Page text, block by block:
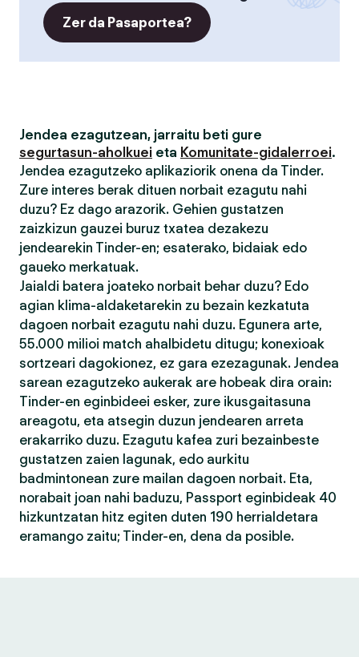
Zer da Pasaportea?
Jendea ezagutzean, jarraitu beti gure
segurtasun-aholkuei eta Komunitate-gidalerroei.
Jendea ezagutzeko aplikaziorik onena da Tinder.
Zure interes berak dituen norbait ezagutu nahi
duzu? Ez dago arazorik. Gehien gustatzen
zaizkizun gauzei buruz txatea dezakezu
jendearekin Tinder-en; esaterako, bidaiak edo
gaueko merkatuak.
Jaialdi batera joateko norbait behar duzu? Edo
agian klima-aldaketarekin zu bezain kezkatuta
dagoen norbait ezagutu nahi duzu. Egunera arte,
55.000 milioi match ahalbidetu ditugu; konexioak
sortzeari dagokionez, ez gara ezezagunak. Jendea
sarean ezagutzeko aukerak are hobeak dira orain:
Tinder-en eginbideei esker, zure ikusgaitasuna
areagotu, eta atsegin duzun jendearen arreta
erakarriko duzu. Ezagutu kafea zuri bezainbeste
gustatzen zaien lagunak, edo aurkitu
badmintonean zure mailan dagoen norbait. Eta,
norabait joan nahi baduzu, Passport eginbideak 40
hizkuntzatan hitz egiten duten 190 herrialdetara
eramango zaitu; Tinder-en, dena da posible.